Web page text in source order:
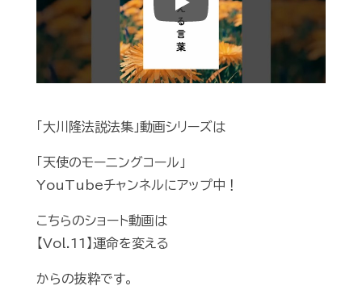
Play
「大川隆法説法集」動画シリーズは
「天使のモーニングコール」
YouTubeチャンネルにアップ中！
こちらのショート動画は
【Vol.11】運命を変える
からの抜粋です。